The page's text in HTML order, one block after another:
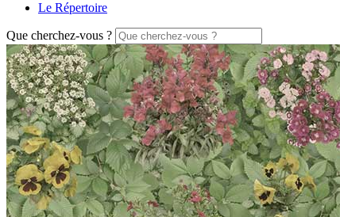
Le Répertoire
Que cherchez-vous ?